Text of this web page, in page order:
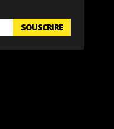
SOUSCRIRE